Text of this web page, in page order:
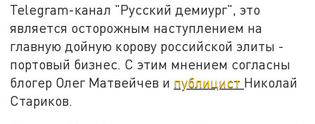
Telegram-канал "Русский демиург", это
является осторожным наступлением на
главную дойную корову российской элиты -
портовый бизнес. С этим мнением согласны
блогер Олег Матвейчев и публицист Николай
Стариков.